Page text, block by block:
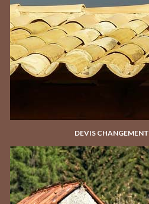
DEVIS